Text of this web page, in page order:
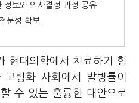
보와 의사결정 과정 공유
문성 확보
현대의학에서 치료하기 힘
령화 사회에서 발병률이
수 있는 훌륭한 대안으로